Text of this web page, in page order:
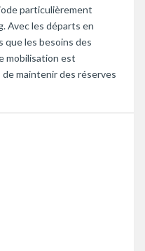
particulièrement
Avec les départs en
que les besoins des
mobilisation est
maintenir des réserves